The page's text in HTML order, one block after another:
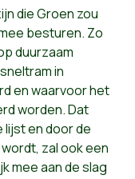
die Groen zou
besturen. Zo
duurzaam
in
en waarvoor het
worden. Dat
lijst en door de
zal ook een
mee aan de slag